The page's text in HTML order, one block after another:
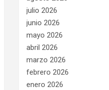
julio 2026
junio 2026
mayo 2026
abril 2026
marzo 2026
febrero 2026
enero 2026